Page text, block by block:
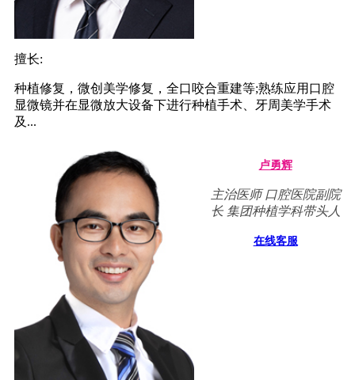
擅长:
种植修复，微创美学修复，全口咬合重建等;熟练应用口腔
显微镜并在显微放大设备下进行种植手术、牙周美学手术
及...
卢勇辉
主治医师 口腔医院副院
长 集团种植学科带头人
在线客服